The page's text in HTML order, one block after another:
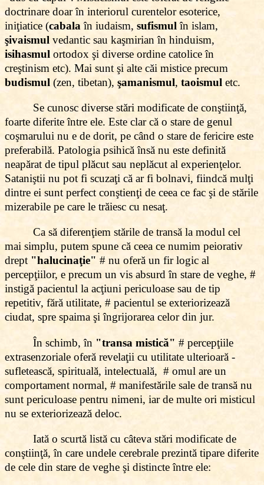
doctrinare doar în interiorul curentelor esoterice,
iniţiatice (cabala în iudaism, sufismul în islam,
şivaismul vedantic sau kaşmirian în hinduism,
isihasmul ortodox şi diverse ordine catolice în
creştinism etc). Mai sunt şi alte căi mistice precum
budismul (zen, tibetan), şamanismul, taoismul etc.
Se cunosc diverse stări modificate de conştiinţă,
foarte diferite între ele. Este clar că o stare de genul
coşmarului nu e de dorit, pe când o stare de fericire este
preferabilă. Patologia psihică însă nu este definită
neapărat de tipul plăcut sau neplăcut al experienţelor.
Sataniştii nu pot fi scuzaţi că ar fi bolnavi, fiindcă mulţi
dintre ei sunt perfect conştienţi de ceea ce fac şi de stările
mizerabile pe care le trăiesc cu nesaţ.
Ca să diferenţiem stările de transă la modul cel
mai simplu, putem spune că ceea ce numim peiorativ
drept "halucinaţie" # nu oferă un fir logic al
percepţiilor, e precum un vis absurd în stare de veghe, #
instigă pacientul la acţiuni periculoase sau de tip
repetitiv, fără utilitate, # pacientul se exteriorizează
ciudat, spre spaima şi îngrijorarea celor din jur.
În schimb, în "transa mistică" # percepţiile
extrasenzoriale oferă revelaţii cu utilitate ulterioară -
sufletească, spirituală, intelectuală, # omul are un
comportament normal, # manifestările sale de transă nu
sunt periculoase pentru nimeni, iar de multe ori misticul
nu se exteriorizează deloc.
Iată o scurtă listă cu câteva stări modificate de
conştiinţă, în care undele cerebrale prezintă tipare diferite
de cele din stare de veghe şi distincte între ele: